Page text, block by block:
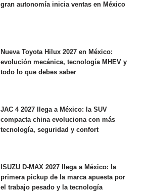
gran autonomía inicia ventas en México
Nueva Toyota Hilux 2027 en México:
evolución mecánica, tecnología MHEV y
todo lo que debes saber
JAC 4 2027 llega a México: la SUV
compacta china evoluciona con más
tecnología, seguridad y confort
ISUZU D-MAX 2027 llega a México: la
primera pickup de la marca apuesta por
el trabajo pesado y la tecnología